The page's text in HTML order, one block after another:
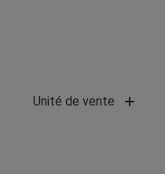
Unité de vente